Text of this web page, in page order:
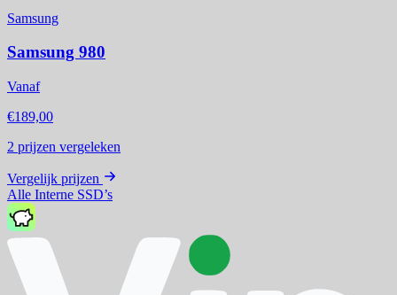
Samsung
Samsung 980
Vanaf
€189,00
2 prijzen vergeleken
Vergelijk prijzen
Alle Interne SSD’s